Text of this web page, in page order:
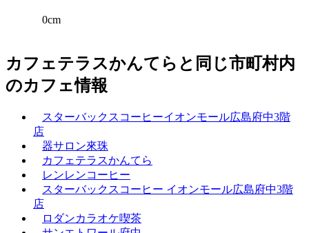
0cm
カフェテラスかんてらと同じ市町村内
のカフェ情報
スターバックスコーヒーイオンモール広島府中3階
店
器サロン來珠
カフェテラスかんてら
レンレンコーヒー
スターバックスコーヒー イオンモール広島府中3階
店
ロダンカラオケ喫茶